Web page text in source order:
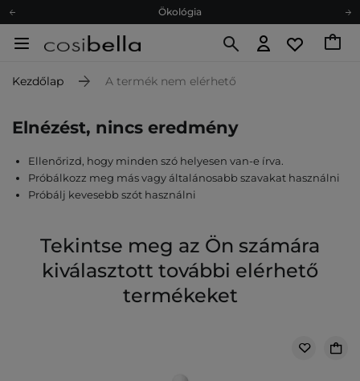
Ökológia
Hűségprogram
Ajándékkártya
Kezdőlap A termék nem elérhető
Elnézést, nincs eredmény
Ellenőrizd, hogy minden szó helyesen van-e írva.
Próbálkozz meg más vagy általánosabb szavakat használni
Próbálj kevesebb szót használni
Tekintse meg az Ön számára
kiválasztott további elérhető
termékeket